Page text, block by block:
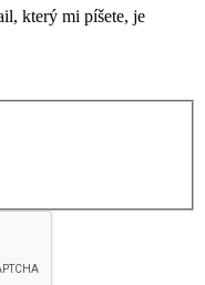
který mi píšete, je